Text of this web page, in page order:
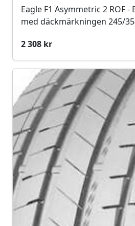
Eagle F1 Asymmetric 2 ROF
med däckmärkningen 245/
2 308 kr